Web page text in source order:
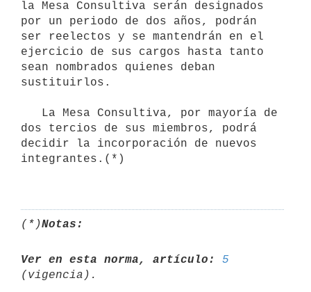
la Mesa Consultiva serán designados
por un periodo de dos años, podrán
ser reelectos y se mantendrán en el
ejercicio de sus cargos hasta tanto
sean nombrados quienes deban
sustituirlos.
dos tercios de sus miembros, podrá
decidir la incorporación de nuevos
integrantes.(*)
(*)Notas:
Ver en esta norma, artículo:
5